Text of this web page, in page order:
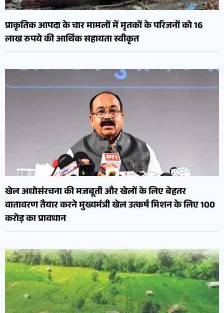
प्राकृतिक आपदा के चार मामलों में मृतकों के परिजनों को 16
लाख रुपये की आर्थिक सहायता स्वीकृत
खेल अधोसंरचना की मजबूती और खेलों के लिए बेहतर
वातावरण तैयार करने मुख्यमंत्री खेल उत्कर्ष मिशन के लिए 100
करोड़ का प्रावधान